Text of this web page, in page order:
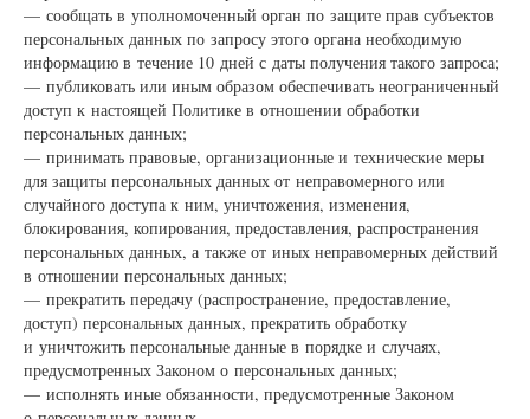
— сообщать в уполномоченный орган по защите прав субъектов
персональных данных по запросу этого органа необходимую
информацию в течение 10 дней с даты получения такого запроса;
— публиковать или иным образом обеспечивать неограниченный
доступ к настоящей Политике в отношении обработки
персональных данных;
— принимать правовые, организационные и технические меры
для защиты персональных данных от неправомерного или
случайного доступа к ним, уничтожения, изменения,
блокирования, копирования, предоставления, распространения
персональных данных, а также от иных неправомерных действий
в отношении персональных данных;
— прекратить передачу (распространение, предоставление,
доступ) персональных данных, прекратить обработку
и уничтожить персональные данные в порядке и случаях,
предусмотренных Законом о персональных данных;
— исполнять иные обязанности, предусмотренные Законом